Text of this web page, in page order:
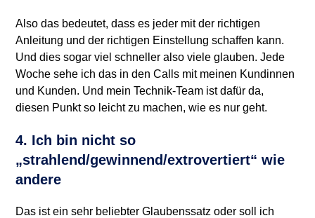
Also das bedeutet, dass es jeder mit der richtigen
Anleitung und der richtigen Einstellung schaffen kann.
Und dies sogar viel schneller also viele glauben. Jede
Woche sehe ich das in den Calls mit meinen Kundinnen
und Kunden. Und mein Technik-Team ist dafür da,
diesen Punkt so leicht zu machen, wie es nur geht.
4. Ich bin nicht so
„strahlend/gewinnend/extrovertiert“ wie
andere
Das ist ein sehr beliebter Glaubenssatz oder soll ich